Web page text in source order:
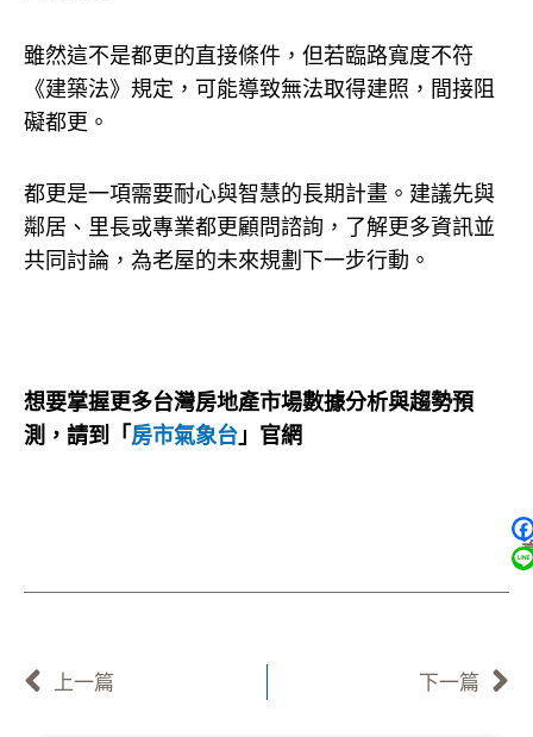
雖然這不是都更的直接條件，但若臨路寬度不符
《建築法》規定，可能導致無法取得建照，間接阻
礙都更。
都更是一項需要耐心與智慧的長期計畫。建議先與
鄰居、里長或專業都更顧問諮詢，了解更多資訊並
共同討論，為老屋的未來規劃下一步行動。
想要掌握更多台灣房地產市場數據分析與趨勢預
測，請到「房市氣象台 」官網
上一篇 下一篇